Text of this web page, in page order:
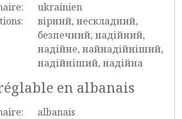
ukrainien
вірний, нескладний,
безпечний, надійний,
надійне, найнадійніший,
надійніший, надійна
en albanais
albanais